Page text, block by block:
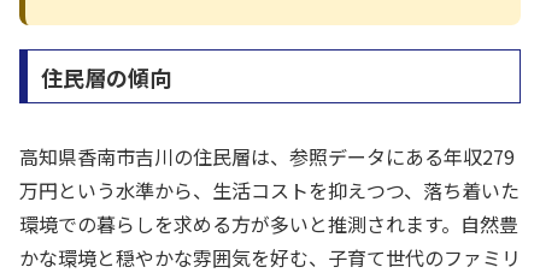
住民層の傾向
高知県香南市吉川の住民層は、参照データにある年収279
万円という水準から、生活コストを抑えつつ、落ち着いた
環境での暮らしを求める方が多いと推測されます。自然豊
かな環境と穏やかな雰囲気を好む、子育て世代のファミリ